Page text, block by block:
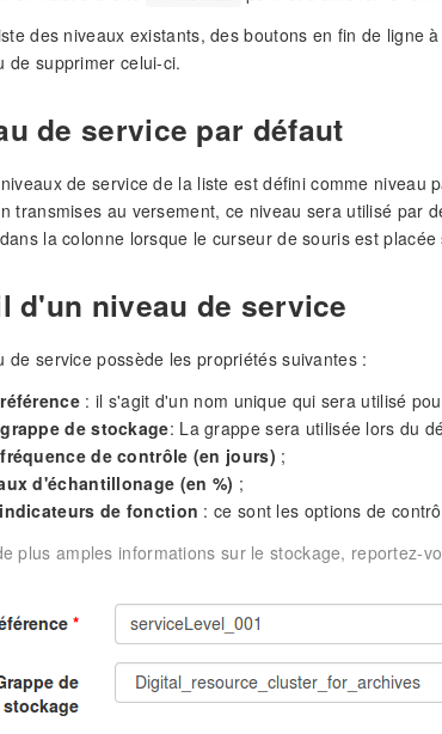
des niveaux existants, des boutons en fin de
de supprimer celui-ci.
de service par défaut
de service de la liste est défini comme
transmises au versement, ce niveau sera utilisé par
la colonne lorsque le curseur de souris est
d'un niveau de service
de service possède les propriétés suivantes :
: il s'agit d'un nom unique qui sera utilisé
de stockage: La grappe sera utilisée lors du
de contrôle (en jours) ;
d'échantillonage (en %) ;
de fonction : ce sont les options de
plus amples informations sur le stockage, reportez-